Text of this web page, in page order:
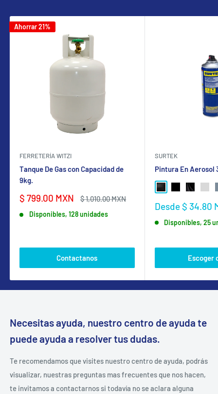
Ahorrar 21%
FERRETERÍA WITZI
Tanque De Gas con Capacidad de
9kg.
Precio
venta
$ 799.00 MXN
Precio
$ 1,010.00 MXN
Disponibles, 128 unidades
Contactanos
SURTEK
Pintura En Aerosol
NEGRO BRILLANTE
NEGRO MATE
NEGRO
Precio
venta
Desde $ 34.80
Disponibles, 25
Escoger
Necesitas ayuda, nuestro centro de ayuda te
puede ayuda a resolver tus dudas.
Te recomendamos que visites nuestro centro de ayuda, podrás
visualizar, nuestras preguntas mas frecuentes que nos hacen,
te invitamos a contactarnos si todavía no se aclara alguna